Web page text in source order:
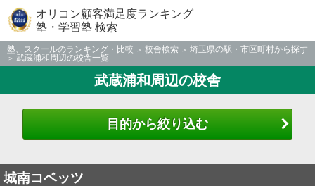
オリコン顧客満足度ランキング
塾・学習塾 検索
塾、スクールのランキング・比較 校舎検索
埼玉県の駅・市区町村から探す
武蔵浦和周辺の校舎一覧
武蔵浦和周辺の校舎
目的から絞り込む
城南コベッツ